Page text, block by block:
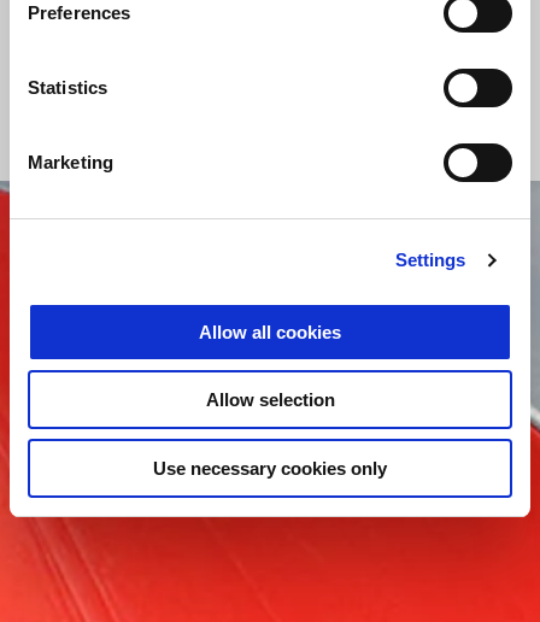
Preferences
Statistics
Marketing
Settings
Allow all cookies
Allow selection
Use necessary cookies only